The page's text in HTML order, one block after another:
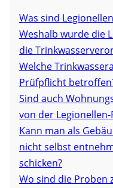
Was sind
Weshalb wurde die
die
Welche
Prüfpflicht
Sind auch
von der
Kann man als
nicht selbst
schicken?
Wo sind die Proben